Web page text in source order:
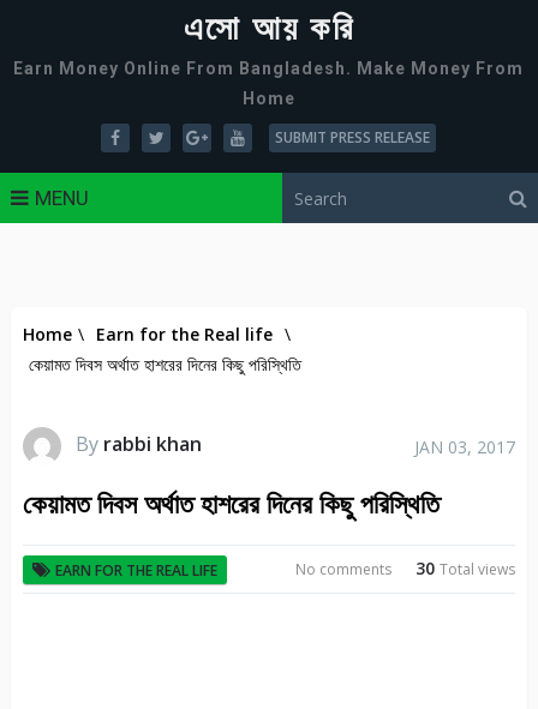
এসো আয় করি
Earn Money Online From Bangladesh. Make Money From
Home
SUBMIT PRESS RELEASE
MENU
Home \ Earn for the Real life \
কেয়ামত দিবস অর্থাত হাশরের দিনের কিছু পরিস্থিতি
By rabbi khan JAN 03, 2017
কেয়ামত দিবস অর্থাত হাশরের দিনের কিছু পরিস্থিতি
EARN FOR THE REAL LIFE 30Total views
No comments